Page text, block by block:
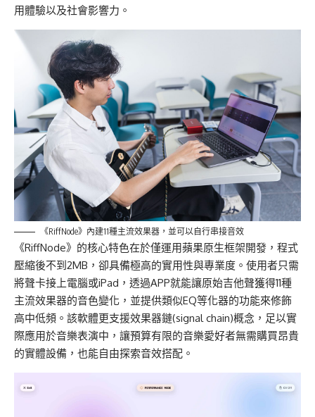
用體驗以及社會影響力。
《RiffNode》內建11種主流效果器，並可以自行串接音效
《RiffNode》的核心特色在於僅運用蘋果原生框架開發，程式
壓縮後不到2MB ，卻具備極高的實用性與專業度。使用者只需
將聲卡接上電腦或iPad ， 透過APP就能讓原始吉他聲獲得11種
主流效果器的音色變化，並提供類似EQ等化器的功能來修飾
高中低頻。該軟體更支援效果器鏈(signal chain)概念，足以實
際應用於音樂表演中，讓預算有限的音樂愛好者無需購買昂貴
的實體設備，也能自由探索音效搭配 。